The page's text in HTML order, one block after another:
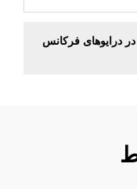
درایوهای فرکانس